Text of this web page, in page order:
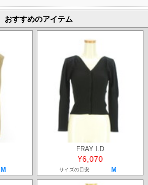
おすすめのアイテム
M
FRAY I.D
¥6,070
サイズの目安 M